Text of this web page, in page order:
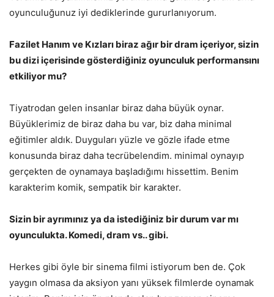
oyunculuğunuz iyi dediklerinde gururlanıyorum.
Fazilet Hanım ve Kızları biraz ağır bir dram içeriyor, sizin
bu dizi içerisinde gösterdiğiniz oyunculuk performansını
etkiliyor mu?
Tiyatrodan gelen insanlar biraz daha büyük oynar.
Büyüklerimiz de biraz daha bu var, biz daha minimal
eğitimler aldık. Duyguları yüzle ve gözle ifade etme
konusunda biraz daha tecrübelendim. minimal oynayıp
gerçekten de oynamaya başladığımı hissettim. Benim
karakterim komik, sempatik bir karakter.
Sizin bir ayrımınız ya da istediğiniz bir durum var mı
oyunculukta. Komedi, dram vs.. gibi.
Herkes gibi öyle bir sinema filmi istiyorum ben de. Çok
yaygın olmasa da aksiyon yanı yüksek filmlerde oynamak